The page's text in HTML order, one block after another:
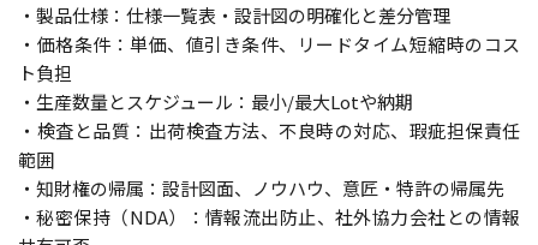
・製品仕様：仕様一覧表・設計図の明確化と差分管理
・価格条件：単価、値引き条件、リードタイム短縮時のコス
ト負担
・生産数量とスケジュール：最小/最大Lotや納期
・検査と品質：出荷検査方法、不良時の対応、瑕疵担保責任
範囲
・知財権の帰属：設計図面、ノウハウ、意匠・特許の帰属先
・秘密保持（NDA）：情報流出防止、社外協力会社との情報